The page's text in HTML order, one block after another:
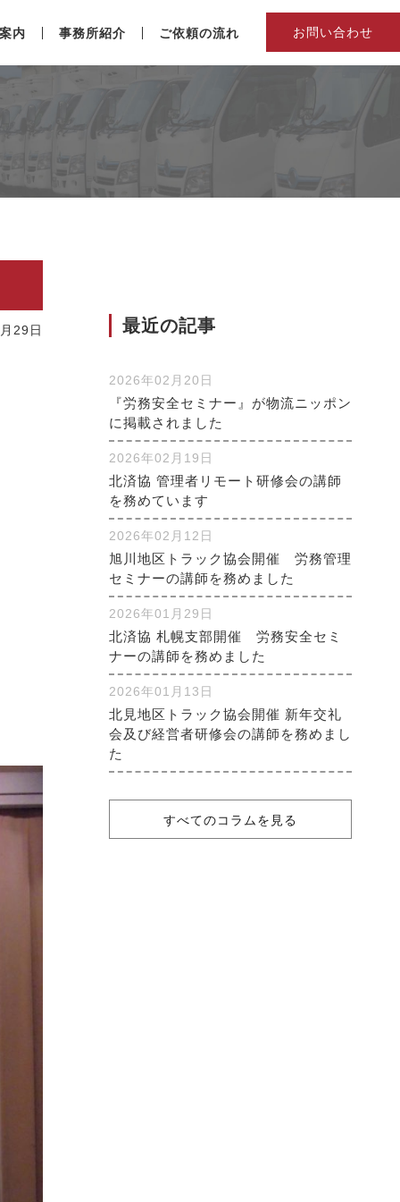
内 事務所紹介 ご依頼の流れ お問い合わせ
29日 最近の記事
2026年02月20日
『労務安全セミナー』が物流ニッポン
に掲載されました
2026年02月19日
北済協 管理者リモート研修会の講師
を務めています
2026年02月12日
旭川地区トラック協会開催 労務管理
セミナーの講師を務めました
2026年01月29日
北済協 札幌支部開催 労務安全セミ
ナーの講師を務めました
2026年01月13日
北見地区トラック協会開催 新年交礼
会及び経営者研修会の講師を務めまし
た
すべてのコラムを見る